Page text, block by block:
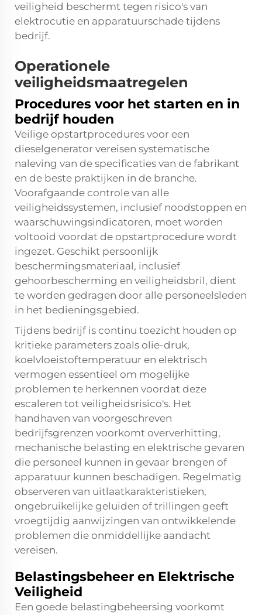
veiligheid beschermt tegen risico's van
elektrocutie en apparatuurschade tijdens
bedrijf.
Operationele
veiligheidsmaatregelen
Procedures voor het starten en in
bedrijf houden
Veilige opstartprocedures voor een
dieselgenerator vereisen systematische
naleving van de specificaties van de fabrikant
en de beste praktijken in de branche.
Voorafgaande controle van alle
veiligheidssystemen, inclusief noodstoppen en
waarschuwingsindicatoren, moet worden
voltooid voordat de opstartprocedure wordt
ingezet. Geschikt persoonlijk
beschermingsmateriaal, inclusief
gehoorbescherming en veiligheidsbril, dient
te worden gedragen door alle personeelsleden
in het bedieningsgebied.
Tijdens bedrijf is continu toezicht houden op
kritieke parameters zoals olie-druk,
koelvloeistoftemperatuur en elektrisch
vermogen essentieel om mogelijke
problemen te herkennen voordat deze
escaleren tot veiligheidsrisico's. Het
handhaven van voorgeschreven
bedrijfsgrenzen voorkomt oververhitting,
mechanische belasting en elektrische gevaren
die personeel kunnen in gevaar brengen of
apparatuur kunnen beschadigen. Regelmatig
observeren van uitlaatkarakteristieken,
ongebruikelijke geluiden of trillingen geeft
vroegtijdig aanwijzingen van ontwikkelende
problemen die onmiddellijke aandacht
vereisen.
Belastingsbeheer en Elektrische
Veiligheid
Een goede belastingbeheersing voorkomt